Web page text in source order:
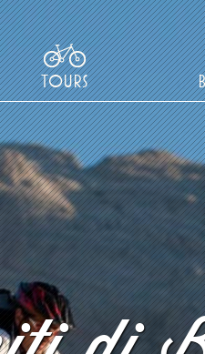
TOURS